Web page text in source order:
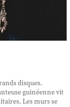
disques.
guinéenne vit
Les murs se